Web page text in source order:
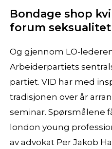
Bondage shop
forum seksualitet
Og gjennom LO-
Arbeiderpartiets
partiet. VID har med
tradisjonen over år
seminar. Spørsmålene
london young
av advokat Per Jakob